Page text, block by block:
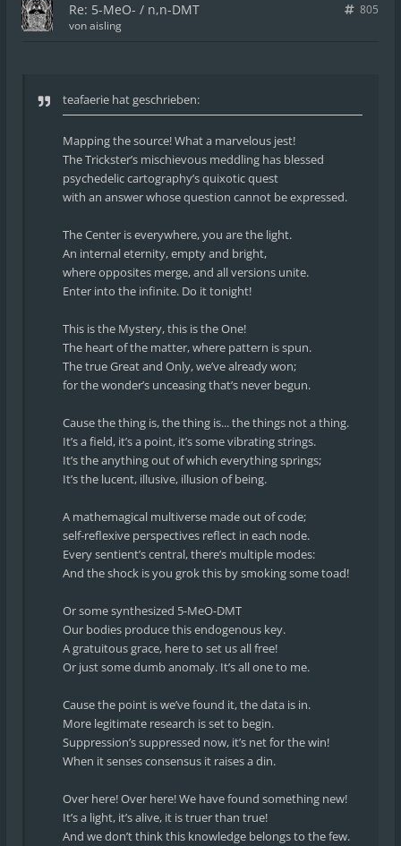
Re: 5-MeO- / n,n-DMT
805
vonaisling
teafaerie hat geschrieben:
Mapping the source! What a marvelous jest!
The Trickster’s mischievous meddling has blessed
psychedelic cartography’s quixotic quest
with an answer whose question cannot be expressed.
The Center is everywhere, you are the light.
An internal eternity, empty and bright,
where opposites merge, and all versions unite.
Enter into the infinite. Do it tonight!
This is the Mystery, this is the One!
The heart of the matter, where pattern is spun.
The true Great and Only, we’ve already won;
for the wonder’s unceasing that’s never begun.
Cause the thing is, the thing is... the things not a thing.
It’s a field, it’s a point, it’s some vibrating strings.
It’s the anything out of which everything springs;
It’s the lucent, illusive, illusion of being.
A mathemagical multiverse made out of code;
self-reflexive perspectives reflect in each node.
Every sentient’s central, there’s multiple modes:
And the shock is you grok this by smoking some toad!
Or some synthesized 5-MeO-DMT
Our bodies produce this endogenous key.
A gratuitous grace, here to set us all free!
Or just some dumb anomaly. It’s all one to me.
Cause the point is we’ve found it, the data is in.
More legitimate research is set to begin.
Suppression’s suppressed now, it’s net for the win!
When it senses consensus it raises a din.
Over here! Over here! We have found something new!
It’s a light, it’s alive, it is truer than true!
And we don’t think this knowledge belongs to the few.